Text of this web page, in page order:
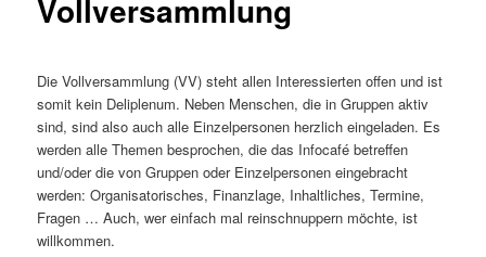
Vollversammlung
Die Vollversammlung (VV) steht allen Interessierten offen und ist
somit kein Deliplenum. Neben Menschen, die in Gruppen aktiv
sind, sind also auch alle Einzelpersonen herzlich eingeladen. Es
werden alle Themen besprochen, die das Infocafé betreffen
und/oder die von Gruppen oder Einzelpersonen eingebracht
werden: Organisatorisches, Finanzlage, Inhaltliches, Termine,
Fragen … Auch, wer einfach mal reinschnuppern möchte, ist
willkommen.